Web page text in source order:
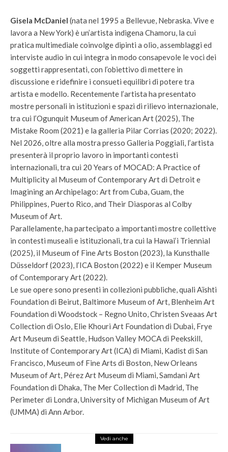
Gisela McDaniel (nata nel 1995 a Bellevue, Nebraska. Vive e
lavora a New York) è un’artista indigena Chamoru, la cui
pratica multimediale coinvolge dipinti a olio, assemblaggi ed
interviste audio in cui integra in modo consapevole le voci dei
soggetti rappresentati, con l’obiettivo di mettere in
discussione e ridefinire i consueti equilibri di potere tra
artista e modello. Recentemente l’artista ha presentato
mostre personali in istituzioni e spazi di rilievo internazionale,
tra cui l’Ogunquit Museum of American Art (2025), The
Mistake Room (2021) e la galleria Pilar Corrias (2020; 2022).
Nel 2026, oltre alla mostra presso Galleria Poggiali, l’artista
presenterà il proprio lavoro in importanti contesti
internazionali, tra cui 20 Years of MOCAD: A Practice of
Multiplicity al Museum of Contemporary Art di Detroit e
Imagining an Archipelago: Art from Cuba, Guam, the
Philippines, Puerto Rico, and Their Diasporas al Colby
Museum of Art.
Parallelamente, ha partecipato a importanti mostre collettive
in contesti museali e istituzionali, tra cui la Hawai‘i Triennial
(2025), il Museum of Fine Arts Boston (2023), la Kunsthalle
Düsseldorf (2023), l’ICA Boston (2022) e il Kemper Museum
of Contemporary Art (2022).
Le sue opere sono presenti in collezioni pubbliche, quali Aïshti
Foundation di Beirut, Baltimore Museum of Art, Blenheim Art
Foundation di Woodstock – Regno Unito, Christen Sveaas Art
Collection di Oslo, Elie Khouri Art Foundation di Dubai, Frye
Art Museum di Seattle, Hudson Valley MOCA di Peekskill,
Institute of Contemporary Art (ICA) di Miami, Kadist di San
Francisco, Museum of Fine Arts di Boston, New Orleans
Museum of Art, Pérez Art Museum di Miami, Samdani Art
Foundation di Dhaka, The Mer Collection di Madrid, The
Perimeter di Londra, University of Michigan Museum of Art
(UMMA) di Ann Arbor.
Vedi anche